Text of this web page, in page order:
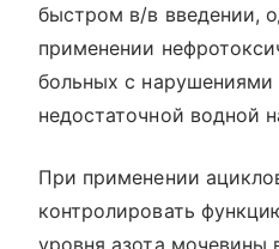
быстром в/в введении,
применении
больных с
недостаточной водной
При применении
контролировать
уровня азота мочевины